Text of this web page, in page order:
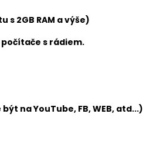
2GB RAM a výše)
s rádiem.
na YouTube, FB, WEB, atd...)